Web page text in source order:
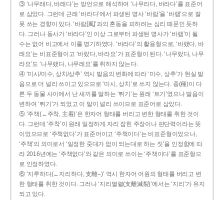
③ ‘나무래다, 바래다’는 방언으로 해석하여 ‘나무라다, 바라다’를 표준어
로 삼았다. 그런데 근래 ‘바라다’에서 파생된 명사 ‘바람’을 ‘바램’으로 잘
못 쓰는 경향이 있다. ‘바람[風]’과의 혼동을 피하려는 심리 때문인 듯하
다. 그러나 동사가 ‘바라다’인 이상 그로부터 파생된 명사가 ‘바램’이 될
수는 없어 비고에서 이를 명기하였다. ‘바라다’의 활용형으로, ‘바랬다, 바
래요’는 비표준형이고 ‘바랐다, 바라요’가 표준형이 된다. ‘나무랐다, 나무
라요’도 ‘나무랬다, 나무래요’를 취하지 않는다.
④ ‘미시/미수, 상치/상추’ 역시 발음의 변화에 따라 ‘미수, 상추’가 현실 발
음으로 더 널리 쓰이고 있으므로 ‘미시, 상치’로 쓰지 않는다. 종(種)이 다
른 두 동물 사이에서 난 새끼를 말하는 ‘튀기’는 원래 ‘트기’였으나 발음이
변하여 ‘튀기’가 되었고 이 말이 널리 쓰이므로 표준어로 삼았다.
⑤ ‘주책(←주착, 主着)’은 한자어 형태를 버리고 변한 형태를 취한 것이
다. 그런데 ‘주착’이 원래 일정하게 자리 잡힌 주장이나 판단력이라는 뜻
이었으므로 ‘주책없다’가 표준어이고 ‘주책이다’는 비표준형이었으나,
‘주책’의 의미로서 ‘일정한 줏대가 없이 되는대로 하는 짓’을 인정함에 따
라 2016년에는 ‘주책없다’와 같은 의미로 쓰이는 ‘주책이다’를 표준형으
로 인정하였다.
⑥ ‘지루하다(←지리하다, 支離--)’ 역시 한자어 어원의 형태를 버리고 변
한 형태를 취한 것이다. 그러나 ‘지리멸렬(支離滅裂)’에서는 ‘지리’가 유지
되고 있다.